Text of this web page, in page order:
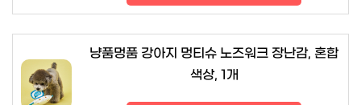
냥품멍품 강아지 멍티슈 노즈워크 장난감, 혼합
색상, 1개